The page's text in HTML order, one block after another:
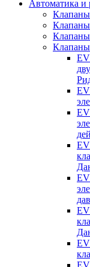
Автоматика и
Клапаны